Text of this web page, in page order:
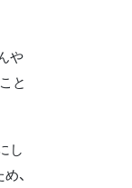
や
と
し
、